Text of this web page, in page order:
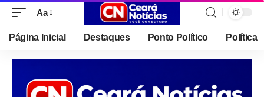
Font
Resizer
Aa
Página Inicial Destaques Ponto Político Política